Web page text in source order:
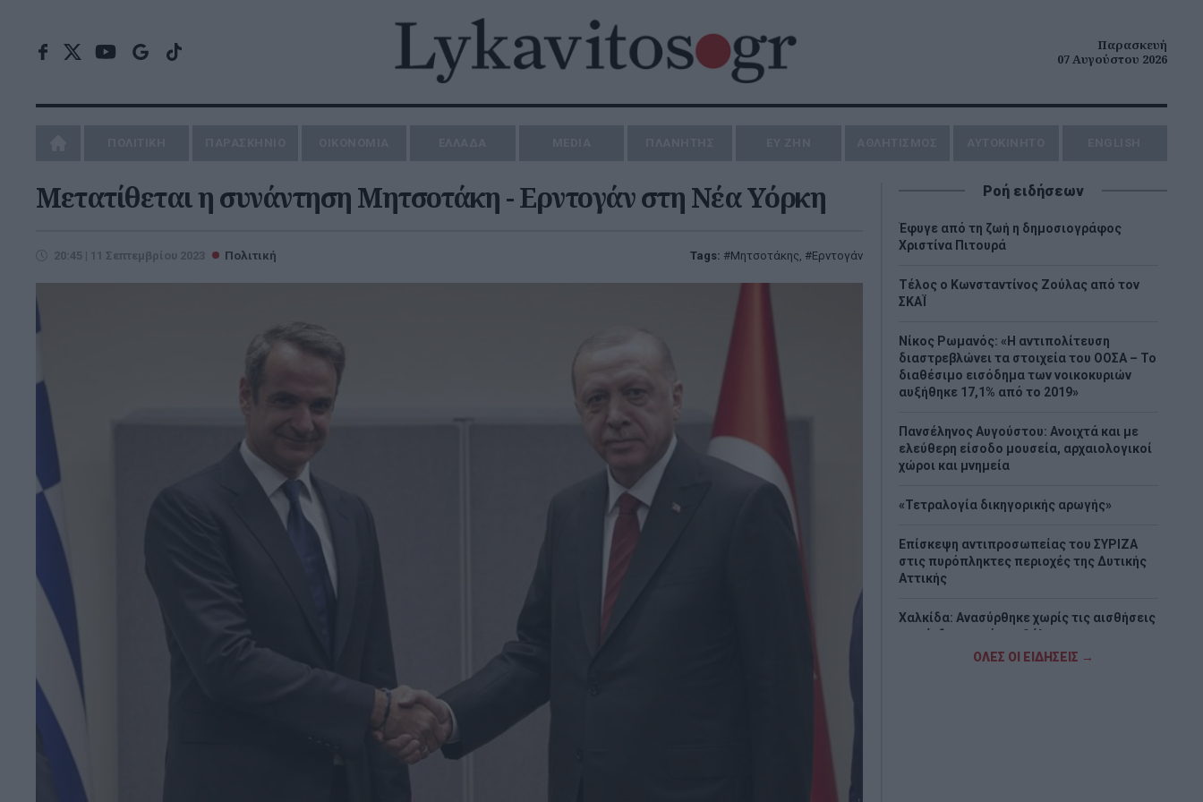
Παρασκευή
07 Αυγούστου 2026
Μετατίθεται η συνάντηση Μητσοτάκη - Ερντογάν στη Νέα Υόρκη
20:45 | 11 Σεπτεμβρίου 2023 Πολιτική Tags: Μητσοτάκης, Ερντογάν
Ροή ειδήσεων
Έφυγε από τη ζωή η δημοσιογράφος
Χριστίνα Πιτουρά
Τέλος ο Κωνσταντίνος Ζούλας από τον
ΣΚΑΪ
Νίκος Ρωμανός: «Η αντιπολίτευση
διαστρεβλώνει τα στοιχεία του ΟΟΣΑ – Το
διαθέσιμο εισόδημα των νοικοκυριών
αυξήθηκε 17,1% από το 2019»
Πανσέληνος Αυγούστου: Ανοιχτά και με
ελεύθερη είσοδο μουσεία, αρχαιολογικοί
χώροι και μνημεία
«Τετραλογία δικηγορικής αρωγής»
Επίσκεψη αντιπροσωπείας του ΣΥΡΙΖΑ
στις πυρόπληκτες περιοχές της Δυτικής
Αττικής
Χαλκίδα: Ανασύρθηκε χωρίς τις αισθήσεις
του άνδρας από την θάλασσα
ΟΛΕΣ ΟΙ ΕΙΔΗΣΕΙΣ →